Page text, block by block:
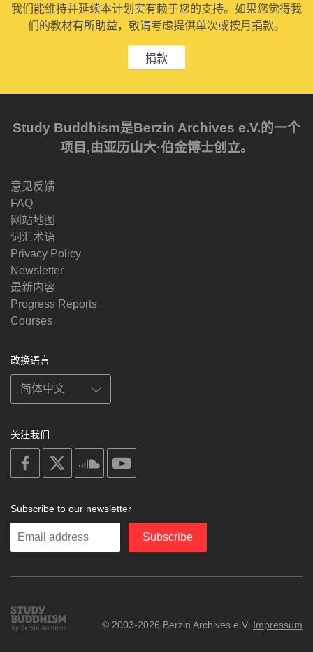
我们能维持并延续本计划实有赖于您的支持。如果您觉得我
们的教材有所助益，敬请考虑提供单次或按月捐款。
捐款
Study Buddhism是Berzin Archives e.V.的一个
项目,由亚历山大·伯金博士创立。
意见反馈
FAQ
网站地图
词汇术语
Privacy Policy
Newsletter
最新内容
Progress Reports
Courses
改换语言
关注我们
on
facebook
soundcloud
Subscribe to our newsletter
Enter
Subscribe
Study
Buddhism
© 2003-2026 Berzin Archives e.V. Impressum